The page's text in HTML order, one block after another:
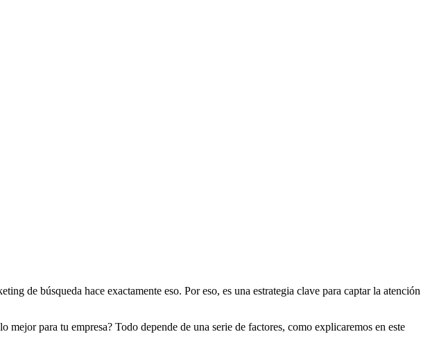
de búsqueda hace exactamente eso. Por eso, es una estrategia clave para captar la atención
mejor para tu empresa? Todo depende de una serie de factores, como explicaremos en este